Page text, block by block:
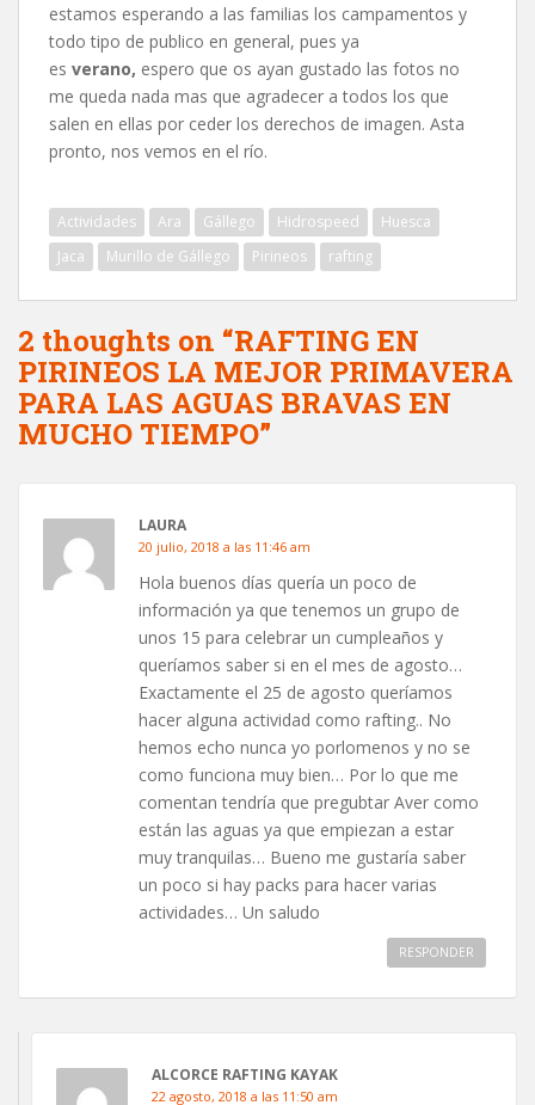
estamos esperando a las familias los campamentos y
todo tipo de publico en general, pues ya
es verano, espero que os ayan gustado las fotos no
me queda nada mas que agradecer a todos los que
salen en ellas por ceder los derechos de imagen. Asta
pronto, nos vemos en el río.
Actividades Ara Gállego Hidrospeed
Huesca
Jaca
Murillo de Gállego Pirineos rafting
2 thoughts on “RAFTING EN
PIRINEOS LA MEJOR PRIMAVERA
PARA LAS AGUAS BRAVAS EN
MUCHO TIEMPO”
LAURA
20 julio, 2018 a las 11:46 am
Hola buenos días quería un poco de
información ya que tenemos un grupo de
unos 15 para celebrar un cumpleaños y
queríamos saber si en el mes de agosto…
Exactamente el 25 de agosto queríamos
hacer alguna actividad como rafting.. No
hemos echo nunca yo porlomenos y no se
como funciona muy bien… Por lo que me
comentan tendría que pregubtar Aver como
están las aguas ya que empiezan a estar
muy tranquilas… Bueno me gustaría saber
un poco si hay packs para hacer varias
actividades… Un saludo
RESPONDER
ALCORCE RAFTING KAYAK
22 agosto, 2018 a las 11:50 am